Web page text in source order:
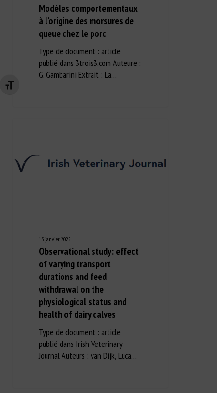
Changer la taille de la police
Modèles comportementaux
à l’origine des morsures de
queue chez le porc
Type de document : article
publié dans 3trois3.com Auteure :
G. Gambarini Extrait : La…
13 janvier 2025
Observational study: effect
of varying transport
durations and feed
withdrawal on the
physiological status and
health of dairy calves
Type de document : article
publié dans Irish Veterinary
Journal Auteurs : van Dijk, Luca…